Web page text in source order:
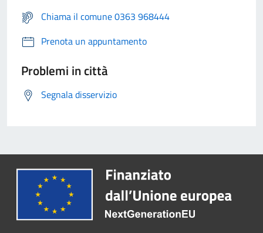
Chiama il comune 0363 968444
Prenota un appuntamento
Problemi in città
Segnala disservizio